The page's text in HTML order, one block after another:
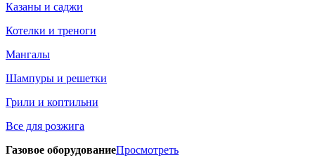
Казаны и саджи
Котелки и треноги
Мангалы
Шампуры и решетки
Грили и коптильни
Все для розжига
Газовое оборудованиеПросмотреть